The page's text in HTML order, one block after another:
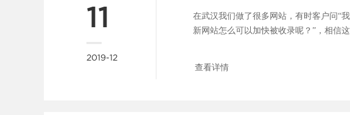
11
2019-12
在武汉我们做了很多网站，有时客户问“
新网站怎么可以加快被收录呢？”，相信
查看详情